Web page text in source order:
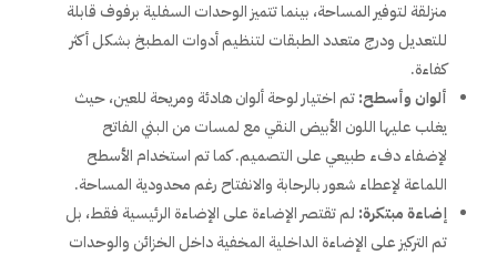
منزلقة لتوفير المساحة، بينما تتميز الوحدات السفلية برفوف قابلة
للتعديل ودرج متعدد الطبقات لتنظيم أدوات المطبخ بشكل أكثر
كفاءة.
ألوان وأسطح:تم اختيار لوحة ألوان هادئة ومريحة للعين، حيث
يغلب عليها اللون الأبيض النقي مع لمسات من البني الفاتح
لإضفاء دفء طبيعي على التصميم. كما تم استخدام الأسطح
اللماعة لإعطاء شعور بالرحابة والانفتاح رغم محدودية المساحة.
إضاءة مبتكرة: لم تقتصر الإضاءة على الإضاءة الرئيسية فقط، بل
تم التركيز على الإضاءة الداخلية المخفية داخل الخزائن والوحدات